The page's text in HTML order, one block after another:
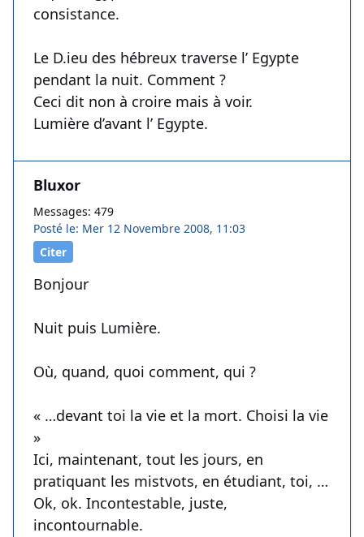
consistance.
Le D.ieu des hébreux traverse l’ Egypte
pendant la nuit. Comment ?
Ceci dit non à croire mais à voir.
Lumière d’avant l’ Egypte.
Bluxor
Messages: 479
Posté le: Mer 12 Novembre 2008, 11:03
Citer
Bonjour
Nuit puis Lumière.
Où, quand, quoi comment, qui ?
« …devant toi la vie et la mort. Choisi la vie
»
Ici, maintenant, tout les jours, en
pratiquant les mistvots, en étudiant, toi, …
Ok, ok. Incontestable, juste,
incontournable.